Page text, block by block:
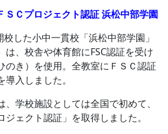
Ｃプロジェクト認証 浜松中部学園
した小中一貫校「浜松中部学園」
は、校舎や体育館にFSC認証を受け
のき）を使用。全教室にＦＳＣ認証
入しました。
学校施設としては全国で初めて、
ェクト認証」を取得しました。